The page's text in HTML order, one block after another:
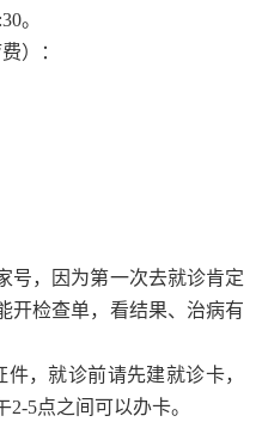
。
）：
号，因为第一次去就诊肯定
开检查单，看结果、治病有
，就诊前请先建就诊卡，
5点之间可以办卡。